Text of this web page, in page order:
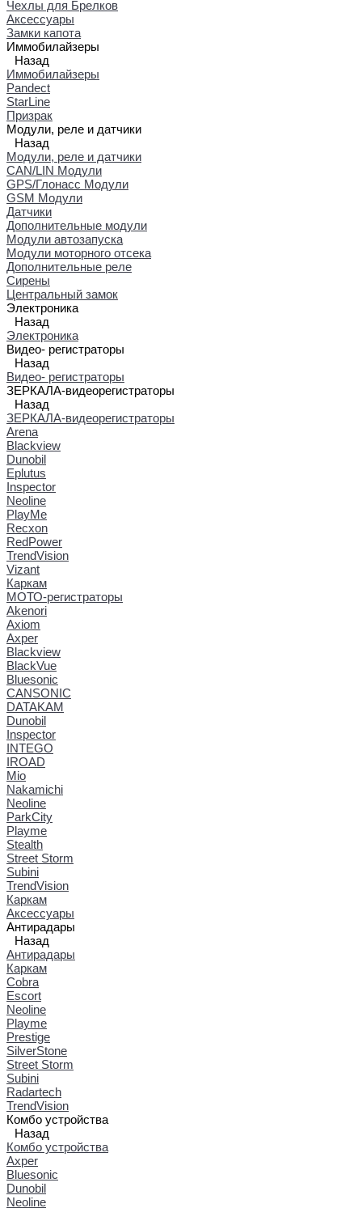
Чехлы для Брелков
Аксессуары
Замки капота
Иммобилайзеры
Назад
Иммобилайзеры
Pandect
StarLine
Призрак
Модули, реле и датчики
Назад
Модули, реле и датчики
CAN/LIN Модули
GPS/Глонасс Модули
GSM Модули
Датчики
Дополнительные модули
Модули автозапуска
Модули моторного отсека
Дополнительные реле
Сирены
Центральный замок
Электроника
Назад
Электроника
Видео- регистраторы
Назад
Видео- регистраторы
ЗЕРКАЛА-видеорегистраторы
Назад
ЗЕРКАЛА-видеорегистраторы
Arena
Blackview
Dunobil
Eplutus
Inspector
Neoline
PlayMe
Recxon
RedPower
TrendVision
Vizant
Каркам
МОТО-регистраторы
Akenori
Axiom
Axper
Blackview
BlackVue
Bluesonic
CANSONIC
DATAKAM
Dunobil
Inspector
INTEGO
IROAD
Mio
Nakamichi
Neoline
ParkCity
Playme
Stealth
Street Storm
Subini
TrendVision
Каркам
Аксессуары
Антирадары
Назад
Антирадары
Каркам
Cobra
Escort
Neoline
Playme
Prestige
SilverStone
Street Storm
Subini
Radartech
TrendVision
Комбо устройства
Назад
Комбо устройства
Axper
Bluesonic
Dunobil
Neoline